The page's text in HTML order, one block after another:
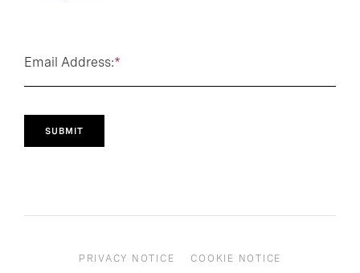
*
Email Address:
SUBMIT
PRIVACY NOTICE COOKIE NOTICE